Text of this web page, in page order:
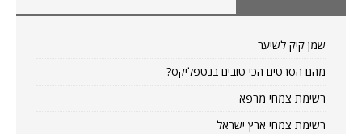
שמן קיק לשיער
מהם הסרטים הכי טובים בנטפליקס?
רשימת צמחי מרפא
רשימת צמחי ארץ ישראל